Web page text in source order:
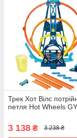
Трек Хот Вілс
петля Hot Wheels
3 138 ₴ 3 238 ₴